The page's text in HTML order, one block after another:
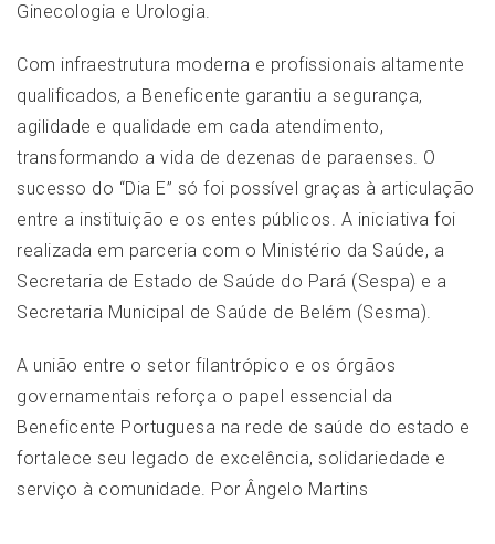
Ginecologia e Urologia.
Com infraestrutura moderna e profissionais altamente
qualificados, a Beneficente garantiu a segurança,
agilidade e qualidade em cada atendimento,
transformando a vida de dezenas de paraenses. O
sucesso do “Dia E” só foi possível graças à articulação
entre a instituição e os entes públicos. A iniciativa foi
realizada em parceria com o Ministério da Saúde, a
Secretaria de Estado de Saúde do Pará (Sespa) e a
Secretaria Municipal de Saúde de Belém (Sesma).
A união entre o setor filantrópico e os órgãos
governamentais reforça o papel essencial da
Beneficente Portuguesa na rede de saúde do estado e
fortalece seu legado de excelência, solidariedade e
serviço à comunidade. Por Ângelo Martins